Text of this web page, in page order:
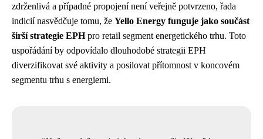
zdrženlivá a případné propojení není veřejně potvrzeno, řada
indicií nasvědčuje tomu, že Yello Energy funguje jako součást
širší strategie EPHpro retail segment energetického trhu. Toto
uspořádání by odpovídalo dlouhodobé strategii EPH
diverzifikovat své aktivity a posilovat přítomnost v koncovém
segmentu trhu s energiemi.